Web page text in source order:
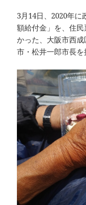
3月14日、2020年
額給付金」を、住
かった、大阪市西
市・松井一郎市長を